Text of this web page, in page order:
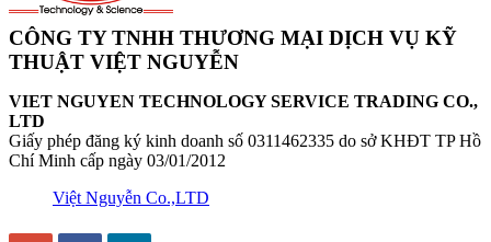
CÔNG TY TNHH THƯƠNG MẠI DỊCH VỤ KỸ
THUẬT VIỆT NGUYỄN
VIET NGUYEN TECHNOLOGY SERVICE TRADING CO.,
LTD
Giấy phép đăng ký kinh doanh số 0311462335 do sở KHĐT TP Hồ
Chí Minh cấp ngày 03/01/2012
Việt Nguyễn Co.,LTD